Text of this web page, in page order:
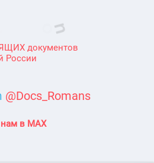
документов
России
@Docs_Romans
в MAX